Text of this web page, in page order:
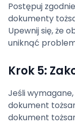
Postępuj
dokumenty
Upewnij się, że
uniknąć
Krok 5:
Jeśli
dokument
dokument